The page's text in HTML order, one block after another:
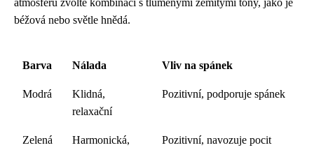
béžová nebo světle hnědá.
Barva Nálada Vliv na spánek
Modrá
Klidná,
relaxační
Pozitivní, podporuje spánek
Zelená
Harmonická,
Pozitivní, navozuje pocit